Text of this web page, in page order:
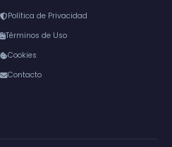
Política de Privacidad
Términos de Uso
Cookies
Contacto